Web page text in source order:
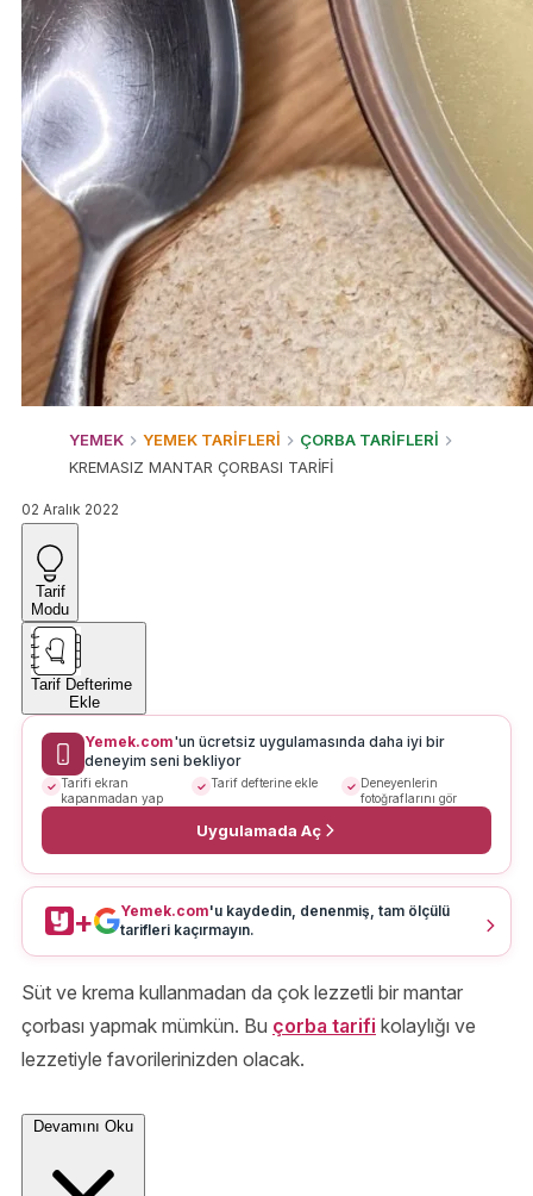
YEMEK YEMEK TARİFLERİ
ÇORBA TARİFLERİ
KREMASIZ MANTAR ÇORBASI TARİFİ
02 Aralık 2022
Tarif
Modu
Tarif Defterime
Ekle
Yemek.com'un ücretsiz uygulamasında daha iyi bir
deneyim seni bekliyor
Tarifi ekran
kapanmadan yap
Tarif defterine ekle
Deneyenlerin
fotoğraflarını gör
Uygulamada Aç
+ Yemek.com'u kaydedin, denenmiş, tam ölçülü
tarifleri kaçırmayın.
Süt ve krema kullanmadan da çok lezzetli bir mantar
çorbası yapmak mümkün. Bu çorba tarifi kolaylığı ve
lezzetiyle favorilerinizden olacak.
Devamını Oku